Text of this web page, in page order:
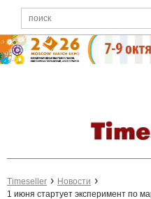
Timeseller
Новости
1 июня стартует эксперимент по